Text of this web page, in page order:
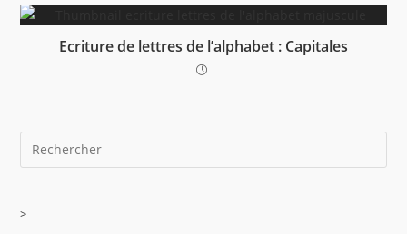
Ecriture de lettres de l’alphabet : Capitales
>